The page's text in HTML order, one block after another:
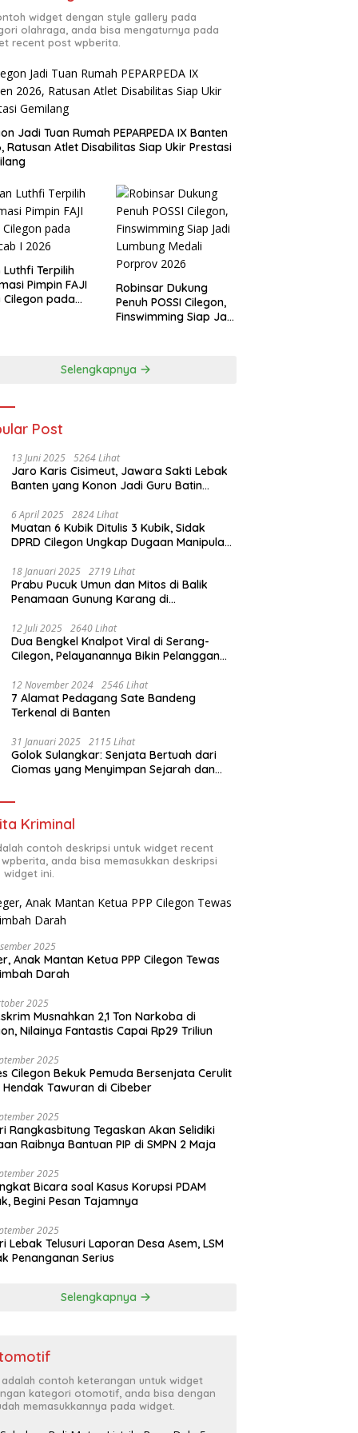
widget dengan style gallery pada
olahraga, anda bisa mengaturnya pada
recent post wpberita.
Jadi Tuan Rumah PEPARPEDA IX Banten
Ratusan Atlet Disabilitas Siap Ukir Prestasi
Terpilih
Pimpin FAJI
Cilegon pada
Robinsar Dukung
Penuh POSSI Cilegon,
Finswimming Siap Jadi
Selengkapnya
Post
13 Juni 2025 5264 Lihat
Jaro Karis Cisimeut, Jawara Sakti Lebak
Banten yang Konon Jadi Guru Batin
6 April 2025 2824 Lihat
Muatan 6 Kubik Ditulis 3 Kubik, Sidak
DPRD Cilegon Ungkap Dugaan Manipulasi
18 Januari 2025 2719 Lihat
Prabu Pucuk Umun dan Mitos di Balik
Penamaan Gunung Karang di
12 Juli 2025 2640 Lihat
Dua Bengkel Knalpot Viral di Serang-
Cilegon, Pelayanannya Bikin Pelanggan
12 November 2024 2546 Lihat
7 Alamat Pedagang Sate Bandeng
Terkenal di Banten
31 Januari 2025 2115 Lihat
Golok Sulangkar: Senjata Bertuah dari
Ciomas yang Menyimpan Sejarah dan
Kriminal
contoh deskripsi untuk widget recent
anda bisa memasukkan deskripsi
widget ini.
2025
Anak Mantan Ketua PPP Cilegon Tewas
Darah
2025
Musnahkan 2,1 Ton Narkoba di
Nilainya Fantastis Capai Rp29 Triliun
2025
Cilegon Bekuk Pemuda Bersenjata Cerulit
Hendak Tawuran di Cibeber
2025
Rangkasbitung Tegaskan Akan Selidiki
Raibnya Bantuan PIP di SMPN 2 Maja
2025
Bicara soal Kasus Korupsi PDAM
Begini Pesan Tajamnya
2025
Lebak Telusuri Laporan Desa Asem, LSM
Penanganan Serius
Selengkapnya
adalah contoh keterangan untuk widget
kategori otomotif, anda bisa dengan
memasukkannya pada widget.